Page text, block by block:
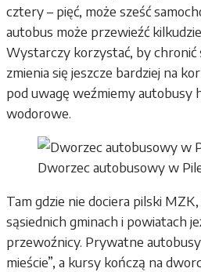
cztery – pięć, może sześć
autobus może przewieźć
Wystarczy korzystać, by chronić
zmienia się jeszcze bardziej na
pod uwagę weźmiemy
wodorowe.
Dworzec autobusowy w
Tam gdzie nie dociera pilski
sąsiednich gminach i powiatach
przewoźnicy. Prywatne
mieście”, a kursy kończą na